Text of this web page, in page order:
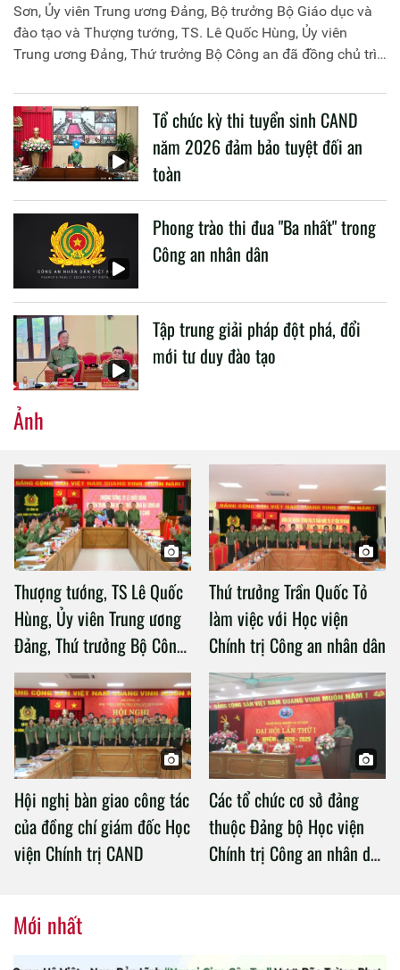
Sơn, Ủy viên Trung ương Đảng, Bộ trưởng Bộ Giáo dục và
đào tạo và Thượng tướng, TS. Lê Quốc Hùng, Ủy viên
Trung ương Đảng, Thứ trưởng Bộ Công an đã đồng chủ trì
liên quan đến công tác giáo dục và đào tạo của lực lượng
CAND.
Tổ chức kỳ thi tuyển sinh CAND
năm 2026 đảm bảo tuyệt đối an
toàn
Phong trào thi đua "Ba nhất" trong
Công an nhân dân
Tập trung giải pháp đột phá, đổi
mới tư duy đào tạo
Ảnh
Thượng tướng, TS Lê Quốc
Hùng, Ủy viên Trung ương
Đảng, Thứ trưởng Bộ Công
an làm việc với Học viện
Chính trị Công an nhân dân
Thứ trưởng Trần Quốc Tỏ
làm việc với Học viện
Chính trị Công an nhân dân
Hội nghị bàn giao công tác
của đồng chí giám đốc Học
viện Chính trị CAND
Các tổ chức cơ sở đảng
thuộc Đảng bộ Học viện
Chính trị Công an nhân dân
Mới nhất